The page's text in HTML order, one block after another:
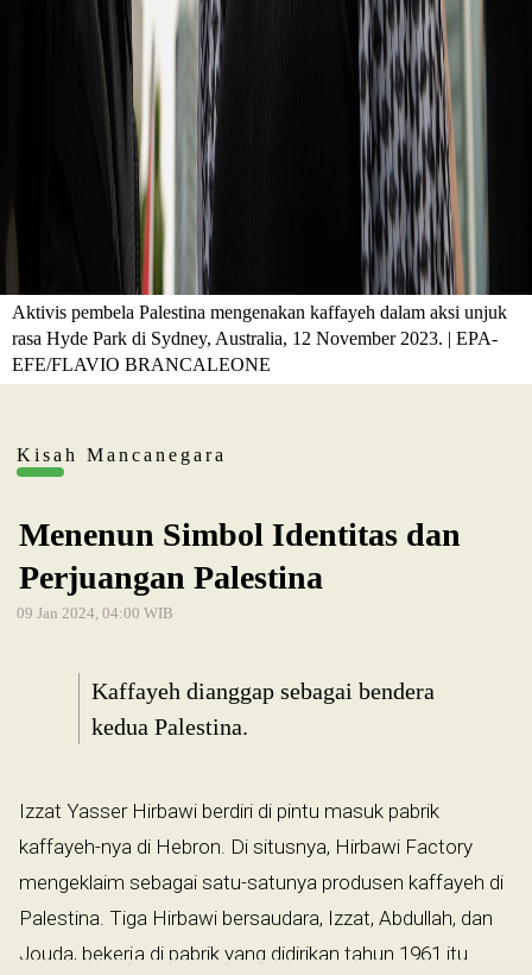
Aktivis pembela Palestina mengenakan kaffayeh dalam aksi unjuk
rasa Hyde Park di Sydney, Australia, 12 November 2023. | EPA-
EFE/FLAVIO BRANCALEONE
Kisah Mancanegara
Menenun Simbol Identitas dan
Perjuangan Palestina
09 Jan 2024, 04:00 WIB
Kaffayeh dianggap sebagai bendera
kedua Palestina.
Izzat Yasser Hirbawi berdiri di pintu masuk pabrik
kaffayeh-nya di Hebron. Di situsnya, Hirbawi Factory
mengeklaim sebagai satu-satunya produsen kaffayeh di
Palestina. Tiga Hirbawi bersaudara, Izzat, Abdullah, dan
Jouda, bekerja di pabrik yang didirikan tahun 1961 itu